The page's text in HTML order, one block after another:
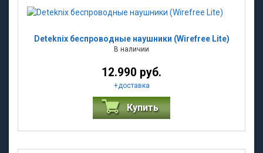
Deteknix беспроводные наушники (Wirefree Lite)
В наличии
12.990 руб.
+доставка
Купить